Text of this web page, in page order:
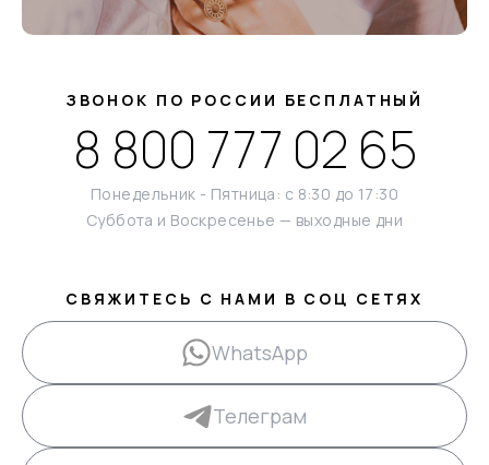
ЗВОНОК ПО РОССИИ БЕСПЛАТНЫЙ
8 800 777 02 65
Понедельник - Пятница: с 8:30 до 17:30
Суббота и Воскресенье — выходные дни
СВЯЖИТЕСЬ С НАМИ В СОЦ СЕТЯХ
WhatsApp
Телеграм